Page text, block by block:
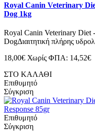
Royal Canin Veterinary
Dog 1kg
Royal Canin Veterinary Diet
DogΔιαιτητική πλήρης
18,00€ Χωρίς ΦΠΑ: 14,52€
ΣΤΟ ΚΑΛΑΘΙ
Επιθυμητό
Σύγκριση
Επιθυμητό
Σύγκριση